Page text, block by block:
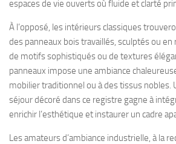
espaces de vie ouverts où fluide et clarté
À l’opposé, les intérieurs classiques
des panneaux bois travaillés, sculptés ou
de motifs sophistiqués ou de textures
panneaux impose une ambiance
mobilier traditionnel ou à des tissus nobles.
séjour décoré dans ce registre gagne à
enrichir l’esthétique et instaurer un cadre
Les amateurs d’ambiance industrielle, à la